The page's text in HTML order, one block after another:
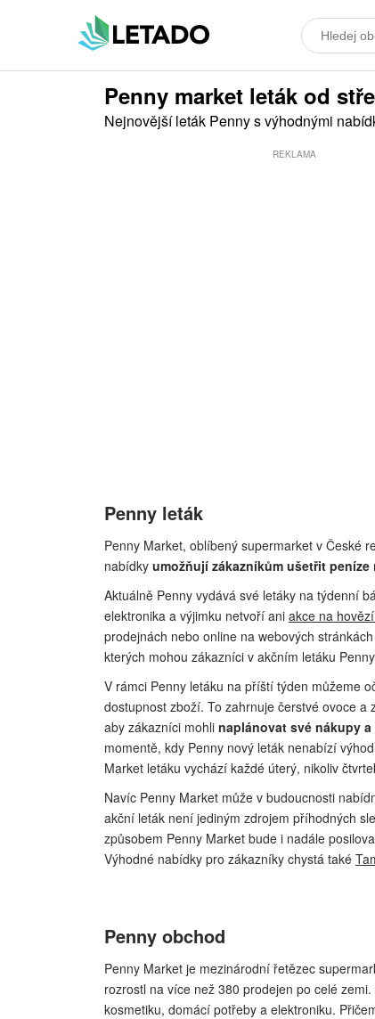
Penny market leták od
Nejnovější leták Penny s výhodnými
REKLAMA
Penny leták
Penny Market, oblíbený supermarket v České
nabídky umožňují zákazníkům ušetřit peníze
Aktuálně Penny vydává své letáky na týdenní
elektronika a výjimku netvoří ani akce na
prodejnách nebo online na webových
kterých mohou zákazníci v akčním letáku
V rámci Penny letáku na příští týden můžeme
dostupnost zboží. To zahrnuje čerstvé ovoce
aby zákazníci mohli naplánovat své nákupy
momentě, kdy Penny nový leták nenabízí
Market letáku vychází každé úterý, nikoliv
Navíc Penny Market může v budoucnosti
akční leták není jediným zdrojem příhodných
způsobem Penny Market bude i nadále
Výhodné nabídky pro zákazníky chystá také
Penny obchod
Penny Market je mezinárodní řetězec
rozrostl na více než 380 prodejen po celé
kosmetiku, domácí potřeby a elektroniku.